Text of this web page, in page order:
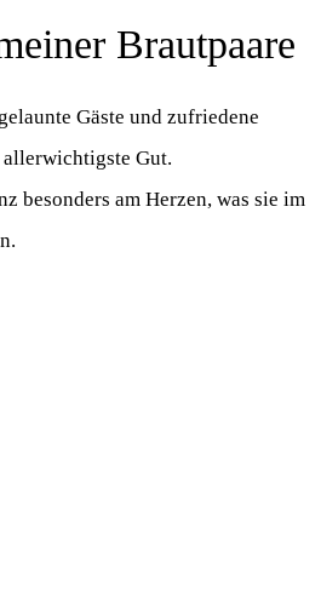
Brautpaare
Gäste und zufriedene
Gut.
besonders am Herzen, was sie im